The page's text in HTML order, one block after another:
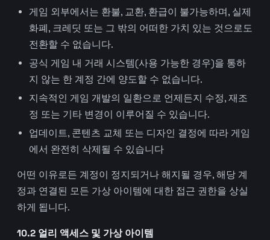
게임 외부에서는 환불, 교환, 환급이 불가능하며, 실제
화폐, 크레딧 또는 그 밖의 어떠한 가치 있는 것으로도
전환할 수 없습니다.
공식 게임 내 거래 시스템(사용 가능한 경우)을 통하
지 않는 한 계정 간에 양도할 수 없습니다.
지속적인 게임 개발의 일환으로 언제든지 수정, 재조
정 또는 기타 변경이 이루어질 수 있습니다.
업데이트, 콘텐츠 교체 또는 디자인 결정에 따라 게임
에서 완전히 삭제될 수 있습니다
어떤 이유로든 계정이 정지되거나 해지될 경우, 해당 계
정과 연결된 모든 가상 아이템에 대한 접근 권한을 상실
하게 됩니다.
10.2 얼리 액세스 및 가상 아이템